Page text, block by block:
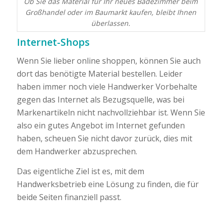
Großhandel oder im Baumarkt kaufen, bleibt Ihnen
überlassen.
Internet-Shops
Wenn Sie lieber online shoppen, können Sie auch
dort das benötigte Material bestellen. Leider
haben immer noch viele Handwerker Vorbehalte
gegen das Internet als Bezugsquelle, was bei
Markenartikeln nicht nachvollziehbar ist. Wenn Sie
also ein gutes Angebot im Internet gefunden
haben, scheuen Sie nicht davor zurück, dies mit
dem Handwerker abzusprechen.
Das eigentliche Ziel ist es, mit dem
Handwerksbetrieb eine Lösung zu finden, die für
beide Seiten finanziell passt.